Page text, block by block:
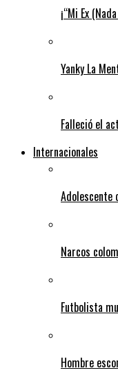
¡“Mi Ex
Yanky La
Falleció el
Internacionales
Adolescente
Narcos
Futbolista
Hombre